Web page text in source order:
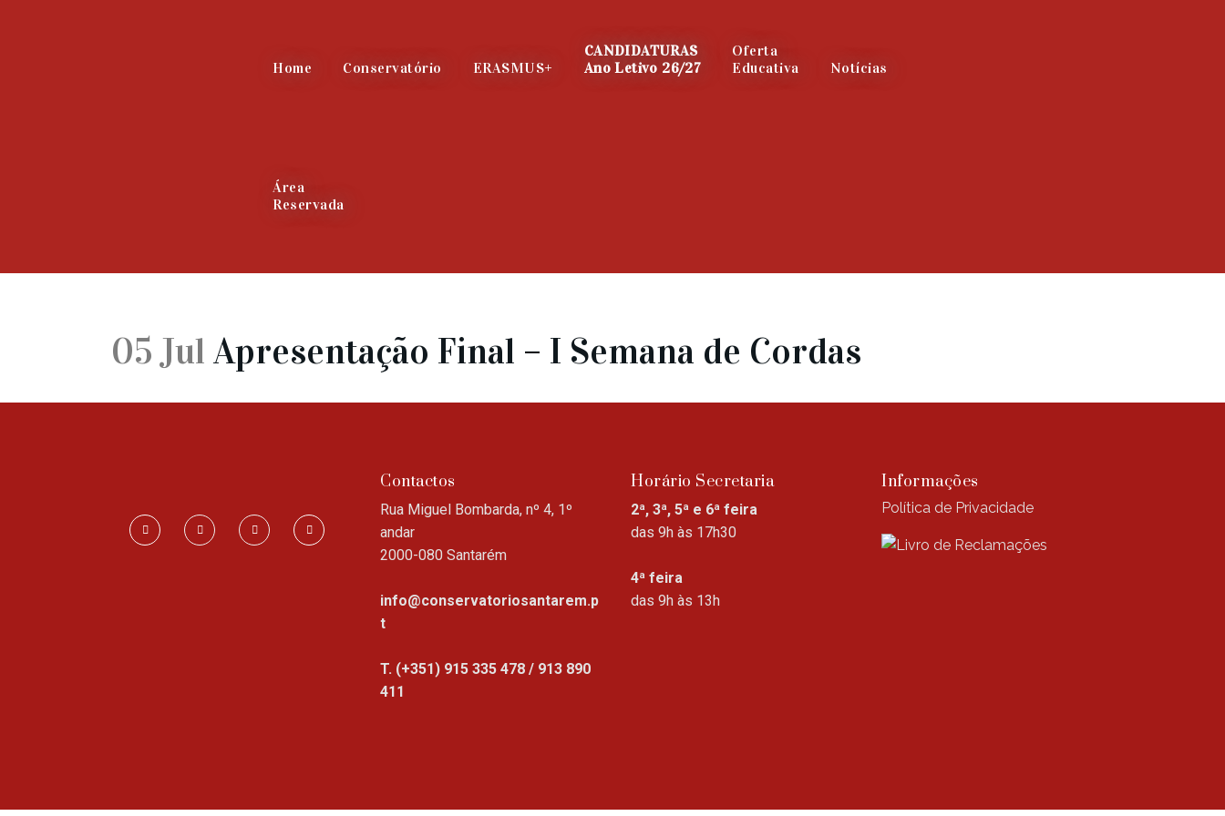
Home Conservatório ERASMUS+
CANDIDATURAS
Ano Letivo 26/27
Oferta
Educativa
Notícias
Área
Reservada
05 JulApresentação Final – I Semana de Cordas
Contactos
Rua Miguel Bombarda, nº 4, 1º
andar
2000-080 Santarém
info@conservatoriosantarem.p
t
T. (+351) 915 335 478 / 913 890
411
Horário Secretaria
2ª, 3ª, 5ª e 6ª feira
das 9h às 17h30
4ª feira
das 9h às 13h
Informações
Política de Privacidade